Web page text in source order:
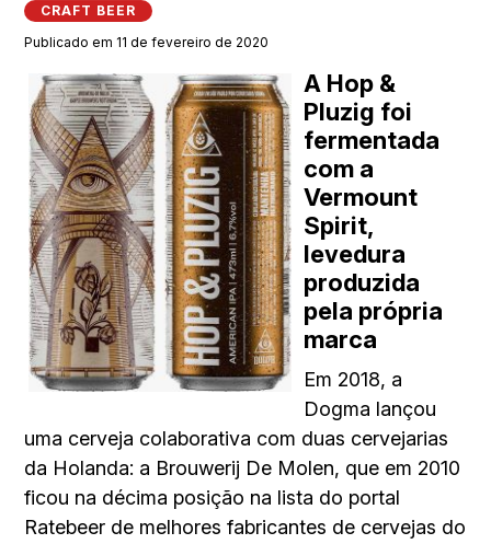
CRAFT BEER
Publicado em 11 de fevereiro de 2020
A Hop &
Pluzig foi
fermentada
com a
Vermount
Spirit,
levedura
produzida
pela própria
marca
Em 2018, a
Dogma lançou
uma cerveja colaborativa com duas cervejarias
da Holanda: a Brouwerij De Molen, que em 2010
ficou na décima posição na lista do portal
Ratebeer de melhores fabricantes de cervejas do